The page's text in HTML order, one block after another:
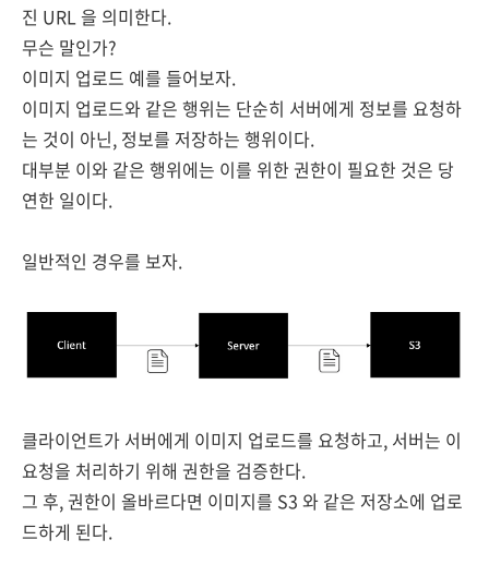
진 URL 을 의미한다.
무슨 말인가?
이미지 업로드 예를 들어보자.
이미지 업로드와 같은 행위는 단순히 서버에게 정보를 요청하
는 것이 아닌, 정보를 저장하는 행위이다.
대부분 이와 같은 행위에는 이를 위한 권한이 필요한 것은 당
연한 일이다.
일반적인 경우를 보자.
클라이언트가 서버에게 이미지 업로드를 요청하고, 서버는 이
요청을 처리하기 위해 권한을 검증한다.
그 후, 권한이 올바르다면 이미지를 S3 와 같은 저장소에 업로
드하게 된다.